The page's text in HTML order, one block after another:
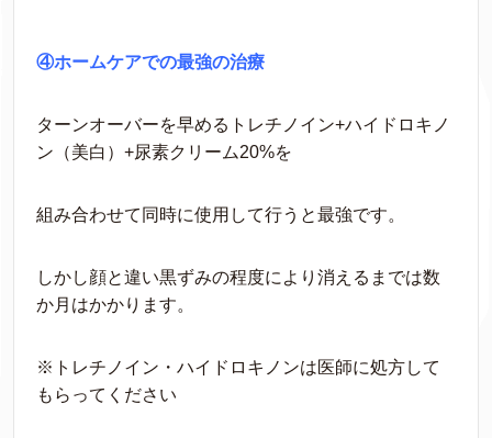
④ホームケアでの最強の治療
ターンオーバーを早めるトレチノイン+ハイドロキノ
ン（美白）+尿素クリーム20%を
組み合わせて同時に使用して行うと最強です。
しかし顔と違い黒ずみの程度により消えるまでは数
か月はかかります。
※トレチノイン・ハイドロキノンは医師に処方して
もらってください